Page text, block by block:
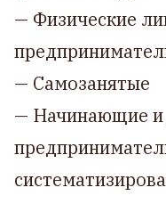
— Физические
— Самозанятые
— Начинающие